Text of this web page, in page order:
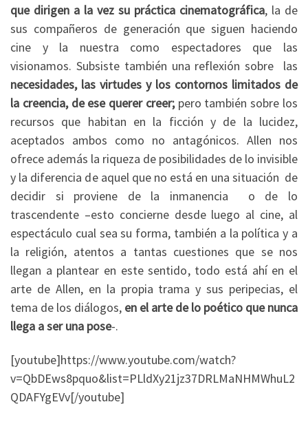
que dirigen a la vez su práctica cinematográfica, la de
sus compañeros de generación que siguen haciendo
cine y la nuestra como espectadores que las
visionamos. Subsiste también una reflexión sobre las
necesidades, las virtudes y los contornos limitados de
la creencia, de ese querer creer;pero también sobre los
recursos que habitan en la ficción y de la lucidez,
aceptados ambos como no antagónicos. Allen nos
ofrece además la riqueza de posibilidades de lo invisible
y la diferencia de aquel que no está en una situación de
decidir si proviene de la inmanencia o de lo
trascendente –esto concierne desde luego al cine, al
espectáculo cual sea su forma, también a la política y a
la religión, atentos a tantas cuestiones que se nos
llegan a plantear en este sentido, todo está ahí en el
arte de Allen, en la propia trama y sus peripecias, el
tema de los diálogos, en el arte de lo poético que nunca
llega a ser una pose-.
[youtube]https://www.youtube.com/watch?
v=QbDEws8pquo&list=PLldXy21jz37DRLMaNHMWhuL2
QDAFYgEVv[/youtube]